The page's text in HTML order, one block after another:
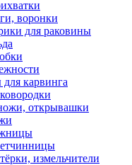
воронки
для раковины
карвинга
открывашки
измельчители